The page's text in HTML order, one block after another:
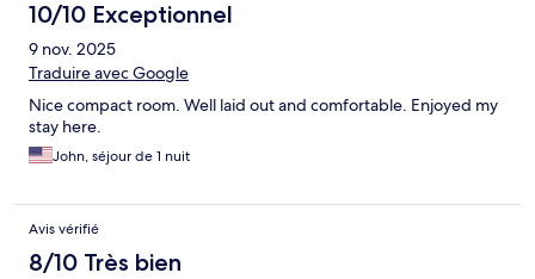
10/10 Exceptionnel
9 nov. 2025
Traduire avec Google
Nice compact room. Well laid out and comfortable. Enjoyed my
stay here.
John, séjour de 1 nuit
Avis vérifié
8/10 Très bien